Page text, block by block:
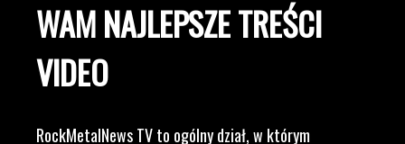
WAM NAJLEPSZE TREŚCI
VIDEO
RockMetalNews TV to ogólny dział, w którym